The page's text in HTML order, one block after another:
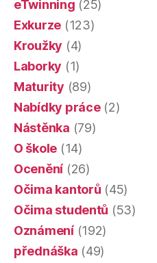
eTwinning (25)
Exkurze (123)
Kroužky (4)
Laborky (1)
Maturity (89)
Nabídky práce(2)
Nástěnka (79)
O škole (14)
Ocenění (26)
Očima kantorů (45)
Očima studentů (53)
Oznámení(192)
přednáška (49)